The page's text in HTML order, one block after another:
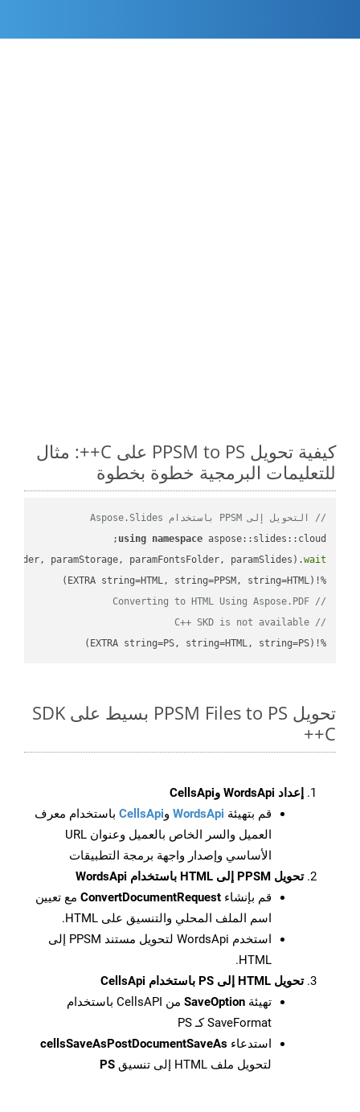
كيفية تحويل PPSM to PS على C++: مثال
للتعليمات البرمجية خطوة بخطوة
// التحويل إلى PPSM باستخدام Aspose.Slides
using namespace
paramStorage, paramFontsFolder, paramSlides).wait
%!(EXTRA string=HTML, string=PPSM, string=HTML)
// Converting to HTML Using Aspose.PDF
// C++ SKD is not available
%!(EXTRA string=PS, string=HTML, string=PS)
تحويل PPSM Files to PS بسيط على SDK
C++
إعداد WordsApi وCellsApi
قم بتهيئة WordsApi وCellsApi باستخدام معرف
العميل والسر الخاص بالعميل وعنوان URL
الأساسي وإصدار واجهة برمجة التطبيقات
تحويل PPSM إلى HTML باستخدام WordsApi
قم بإنشاء ConvertDocumentRequest مع تعيين
اسم الملف المحلي والتنسيق على HTML.
استخدم WordsApi لتحويل مستند PPSM إلى
HTML.
تحويل HTML إلى PS باستخدام CellsApi
تهيئة SaveOption
من CellsAPI باستخدام
SaveFormat كـ PS
استدعاء cellsSaveAsPostDocumentSaveAs
لتحويل ملف HTML إلى تنسيق
PS